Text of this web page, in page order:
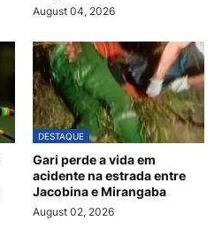
August 04, 2026
DESTAQUE
Gari perde a vida em
acidente na estrada entre
Jacobina e Mirangaba
August 02, 2026